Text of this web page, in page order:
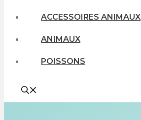
ACCESSOIRES ANIMAUX
ANIMAUX
POISSONS